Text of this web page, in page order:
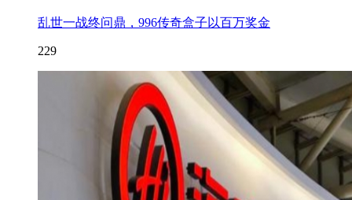
乱世一战终问鼎，996传奇盒子以百万奖金
229